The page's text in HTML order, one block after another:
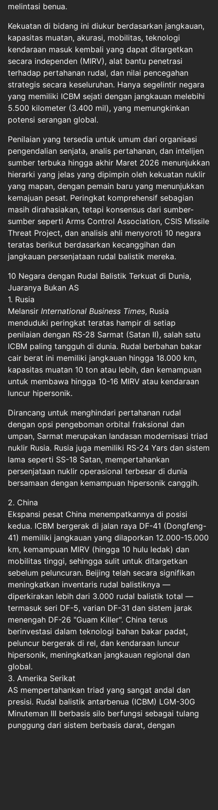
melintasi benua.
Kekuatan di bidang ini diukur berdasarkan jangkauan,
kapasitas muatan, akurasi, mobilitas, teknologi
kendaraan masuk kembali yang dapat ditargetkan
secara independen (MIRV), alat bantu penetrasi
terhadap pertahanan rudal, dan nilai pencegahan
strategis secara keseluruhan. Hanya segelintir negara
yang memiliki ICBM sejati dengan jangkauan melebihi
5.500 kilometer (3.400 mil), yang memungkinkan
potensi serangan global.
Penilaian yang tersedia untuk umum dari organisasi
pengendalian senjata, analis pertahanan, dan intelijen
sumber terbuka hingga akhir Maret 2026 menunjukkan
hierarki yang jelas yang dipimpin oleh kekuatan nuklir
yang mapan, dengan pemain baru yang menunjukkan
kemajuan pesat. Peringkat komprehensif sebagian
masih dirahasiakan, tetapi konsensus dari sumber-
sumber seperti Arms Control Association, CSIS Missile
Threat Project, dan analisis ahli menyoroti 10 negara
teratas berikut berdasarkan kecanggihan dan
jangkauan persenjataan rudal balistik mereka.
10 Negara dengan Rudal Balistik Terkuat di Dunia,
Juaranya Bukan AS
1. Rusia
Melansir International Business Times, Rusia
menduduki peringkat teratas hampir di setiap
penilaian dengan RS-28 Sarmat (Satan II), salah satu
ICBM paling tangguh di dunia. Rudal berbahan bakar
cair berat ini memiliki jangkauan hingga 18.000 km,
kapasitas muatan 10 ton atau lebih, dan kemampuan
untuk membawa hingga 10-16 MIRV atau kendaraan
luncur hipersonik.
Dirancang untuk menghindari pertahanan rudal
dengan opsi pengeboman orbital fraksional dan
umpan, Sarmat merupakan landasan modernisasi triad
nuklir Rusia. Rusia juga memiliki RS-24 Yars dan sistem
lama seperti SS-18 Satan, mempertahankan
persenjataan nuklir operasional terbesar di dunia
bersamaan dengan kemampuan hipersonik canggih.
2. China
Ekspansi pesat China menempatkannya di posisi
kedua. ICBM bergerak di jalan raya DF-41 (Dongfeng-
41) memiliki jangkauan yang dilaporkan 12.000-15.000
km, kemampuan MIRV (hingga 10 hulu ledak) dan
mobilitas tinggi, sehingga sulit untuk ditargetkan
sebelum peluncuran. Beijing telah secara signifikan
meningkatkan inventaris rudal balistiknya —
diperkirakan lebih dari 3.000 rudal balistik total —
termasuk seri DF-5, varian DF-31 dan sistem jarak
menengah DF-26 "Guam Killer". China terus
berinvestasi dalam teknologi bahan bakar padat,
peluncur bergerak di rel, dan kendaraan luncur
hipersonik, meningkatkan jangkauan regional dan
global.
3. Amerika Serikat
AS mempertahankan triad yang sangat andal dan
presisi. Rudal balistik antarbenua (ICBM) LGM-30G
Minuteman III berbasis silo berfungsi sebagai tulang
punggung dari sistem berbasis darat, dengan